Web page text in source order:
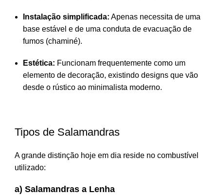
Instalação simplificada: Apenas necessita de uma
base estável e de uma conduta de evacuação de
fumos (chaminé).
Estética: Funcionam frequentemente como um
elemento de decoração, existindo designs que vão
desde o rústico ao minimalista moderno.
Tipos de Salamandras
A grande distinção hoje em dia reside no combustível
utilizado:
a) Salamandras a Lenha